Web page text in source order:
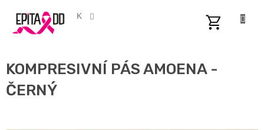
obsah
CZK
KOMPRESIVNÍ PÁS AMOENA -
ČERNÝ